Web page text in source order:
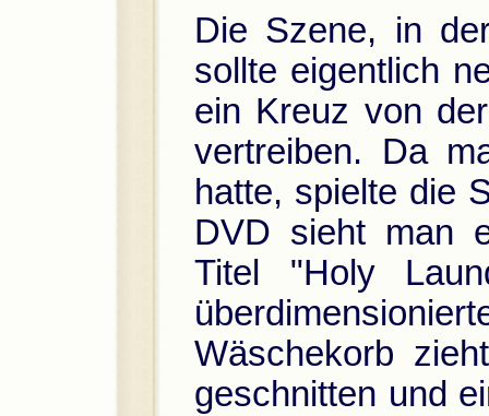
Die Szene, in
sollte eigentlich
ein Kreuz von
vertreiben. Da
hatte, spielte die
DVD sieht man
Titel "Holy
Wäschekorb
geschnitten und